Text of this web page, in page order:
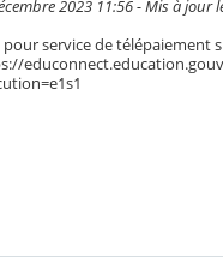
2023 11:56 - Mis à jour
pour service de télépaiement